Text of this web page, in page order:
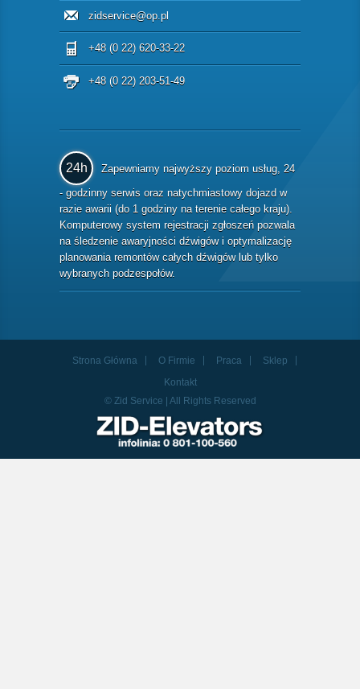
zidservice@op.pl
+48 (0 22) 620-33-22
+48 (0 22) 203-51-49
24h
Zapewniamy najwyższy poziom usług, 24
- godzinny serwis oraz natychmiastowy dojazd w
razie awarii (do 1 godziny na terenie całego kraju).
Komputerowy system rejestracji zgłoszeń pozwala
na śledzenie awaryjności dźwigów i optymalizację
planowania remontów całych dźwigów lub tylko
wybranych podzespołów.
Strona Główna O Firmie Praca
Sklep
Kontakt
© Zid Service | All Rights Reserved